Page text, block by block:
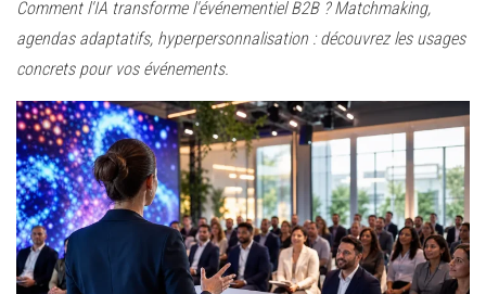
Comment l'IA transforme l'événementiel B2B ? Matchmaking,
agendas adaptatifs, hyperpersonnalisation : découvrez les usages
concrets pour vos événements.